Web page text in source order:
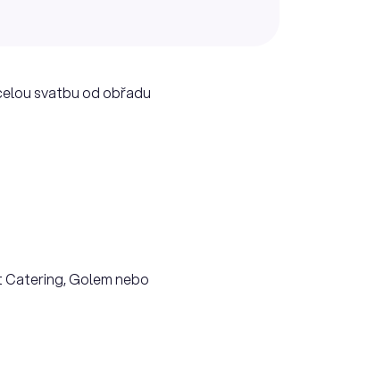
svatbu od obřadu
Golem nebo